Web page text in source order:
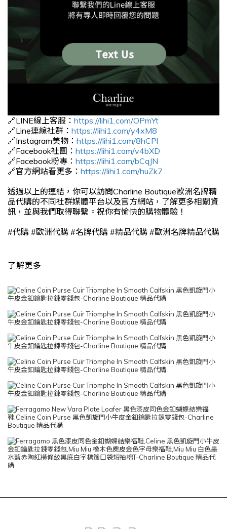
🔗LINE線上客服： https://lihi1.com/OPmYt
🔗Line連線社群： https://lihi1.com/y4xM8
🔗Instagram美物： https://lihi1.com/8hCPl
🔗Facebook社團： https://lihi1.com/v4bXD
🔗Facebook粉專： https://lihi1.com/bCqJN
🔗官方網站看更多： https://lihi1.com/huZk7
透過以上的連結，你可以訪問Charline Boutique歐洲名牌精
品代購的不同社群媒體平台以及官方網站，了解更多相關資
訊，並與我們取得聯繫。祝你有愉快的購物體驗！
#代購 #歐洲代購 #名牌代購 #精品代購 #歐洲名牌精品代購
了解更多